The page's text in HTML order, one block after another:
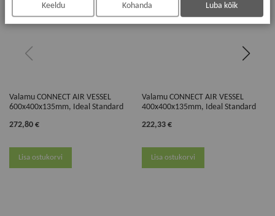
Valamu CONNECT AIR VESSEL
600x400x135mm, Ideal Standard
272,80 €
Lisa ostukorvi
Valamu CONNECT AIR VESSEL
400x400x135mm, Ideal Standard
222,33 €
Lisa ostukorvi
Keeldu Kohanda Luba kõik